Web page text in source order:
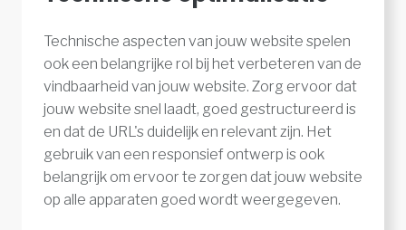
Technische aspecten van jouw website spelen
ook een belangrijke rol bij het verbeteren van de
vindbaarheid van jouw website. Zorg ervoor dat
jouw website snel laadt, goed gestructureerd is
en dat de URL's duidelijk en relevant zijn. Het
gebruik van een responsief ontwerp is ook
belangrijk om ervoor te zorgen dat jouw website
op alle apparaten goed wordt weergegeven.